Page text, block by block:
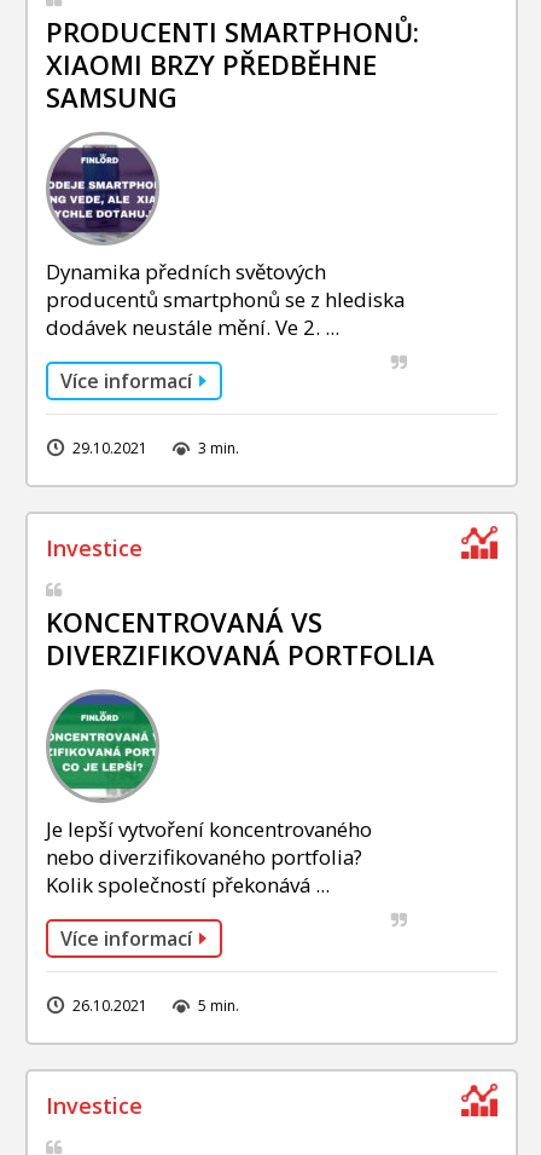
PRODUCENTI SMARTPHONŮ:
XIAOMI BRZY PŘEDBĚHNE
SAMSUNG
Dynamika předních světových
producentů smartphonů se z hlediska
dodávek neustále mění. Ve 2. ...
Více informací
29.10.2021 3 min.
KONCENTROVANÁ VS
DIVERZIFIKOVANÁ PORTFOLIA
Je lepší vytvoření koncentrovaného
nebo diverzifikovaného portfolia?
Kolik společností překonává ...
Více informací
26.10.2021 5 min.